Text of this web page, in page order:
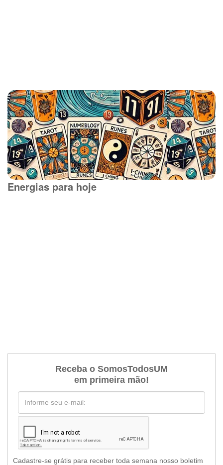
Energias para hoje
Receba o SomosTodosUM
em primeira mão!
Cadastre-se grátis para receber toda semana nosso boletim